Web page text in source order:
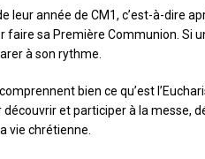
leur année de CM1, c’est-à-dire
faire sa Première Communion. Si
à son rythme.
bien ce qu’est
et participer à la messe,
vie chrétienne.